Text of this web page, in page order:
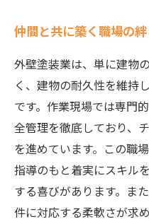
仲間と共に築く職場の
外壁塗装業は、単に建物
く、建物の耐久性を維持
です。作業現場では専門
全管理を徹底しており、
を進めています。この職
指導のもと着実にスキル
する喜びがあります。ま
件に対応する柔軟さが求